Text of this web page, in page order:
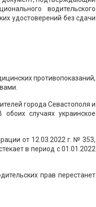
водительского
удостоверений без сдачи
противопоказаний,
города Севастополя и
случаях украинское
от 12.03.2022 г. № 353,
в период с 01.01.2022
прав перестанет